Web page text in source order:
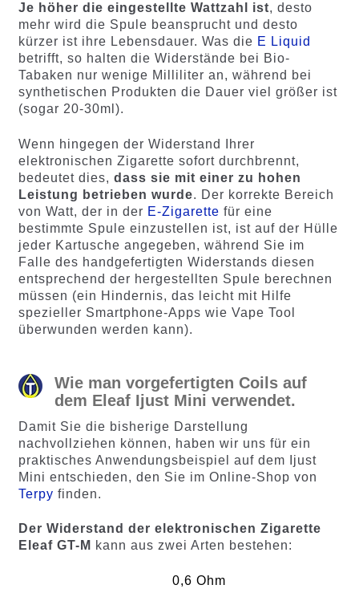
Je höher die eingestellte Wattzahl ist, desto
mehr wird die Spule beansprucht und desto
kürzer ist ihre Lebensdauer. Was die E Liquid
betrifft, so halten die Widerstände bei Bio-
Tabaken nur wenige Milliliter an, während bei
synthetischen Produkten die Dauer viel größer ist
(sogar 20-30ml).
Wenn hingegen der Widerstand Ihrer
elektronischen Zigarette sofort durchbrennt,
bedeutet dies, dass sie mit einer zu hohen
Leistung betrieben wurde. Der korrekte Bereich
von Watt, der in der E-Zigarette für eine
bestimmte Spule einzustellen ist, ist auf der Hülle
jeder Kartusche angegeben, während Sie im
Falle des handgefertigten Widerstands diesen
entsprechend der hergestellten Spule berechnen
müssen (ein Hindernis, das leicht mit Hilfe
spezieller Smartphone-Apps wie Vape Tool
überwunden werden kann).
Wie man vorgefertigten Coils auf
dem Eleaf Ijust Mini verwendet.
Damit Sie die bisherige Darstellung
nachvollziehen können, haben wir uns für ein
praktisches Anwendungsbeispiel auf dem Ijust
Mini entschieden, den Sie im Online-Shop von
Terpy finden.
Der Widerstand der elektronischen Zigarette
Eleaf GT-M kann aus zwei Arten bestehen:
0,6 Ohm